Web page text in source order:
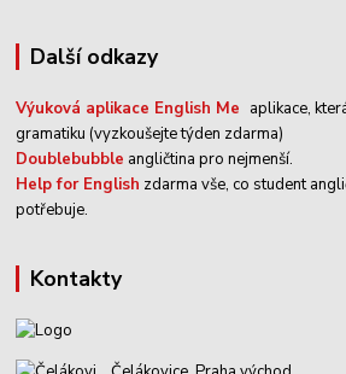
Další odkazy
Výuková aplikace English Me aplikace,
gramatiku (vyzkoušejte týden zdarma)
Doublebubble angličtina pro nejmenší.
Help for English zdarma vše, co student
potřebuje.
kontakty